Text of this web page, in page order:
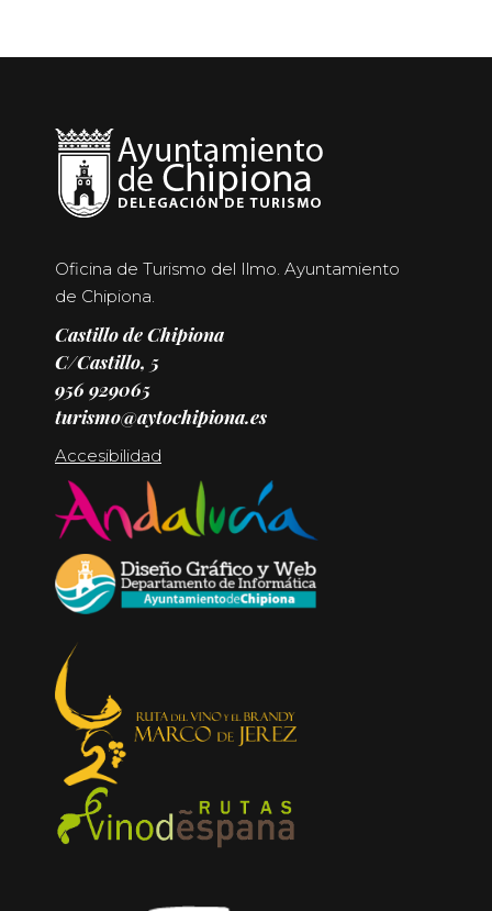
Oficina de Turismo del Ilmo. Ayuntamiento
de Chipiona.
Castillo de Chipiona
C/Castillo, 5
956 929065
turismo@aytochipiona.es
Accesibilidad